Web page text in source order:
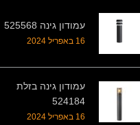
עמודון גינה 525568
16 באפריל 2024
עמודון גינה בזלת
524184
16 באפריל 2024